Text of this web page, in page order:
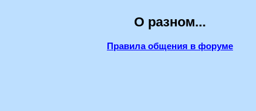
О разном...
Правила общения в форуме